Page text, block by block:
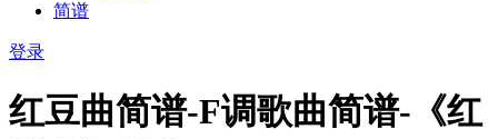
简谱
登录
红豆曲简谱-F调歌曲简谱-《红